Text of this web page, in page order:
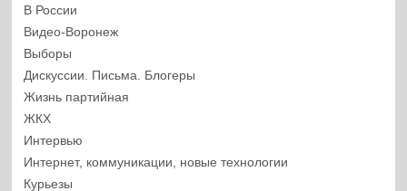
В России
Видео-Воронеж
Выборы
Дискуссии. Письма. Блогеры
Жизнь партийная
ЖКХ
Интервью
Интернет, коммуникации, новые технологии
Курьезы